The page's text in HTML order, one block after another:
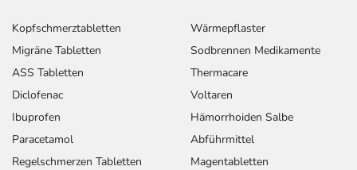
Kopfschmerztabletten
Migräne Tabletten
ASS Tabletten
Diclofenac
Ibuprofen
Paracetamol
Regelschmerzen Tabletten
Wärmepflaster
Sodbrennen Medikamente
Thermacare
Voltaren
Hämorrhoiden Salbe
Abführmittel
Magentabletten